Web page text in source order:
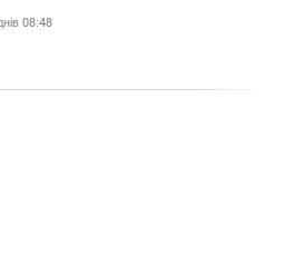
08:48